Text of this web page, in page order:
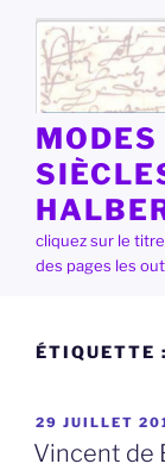
contenu
principal
cliquez sur le
des pages les
ÉTIQUETTE :
PUBLIÉ
LE
29 JUILLET
Vincent de